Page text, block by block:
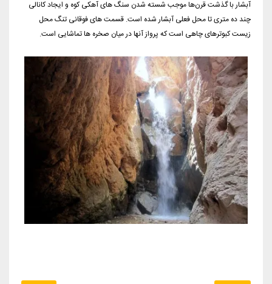
آبشار با گذشت قرن‌ها موجب شسته شدن سنگ های آهکی کوه و ایجاد کانالی
چند ده متری تا محل فعلی آبشار شده است. قسمت های فوقانی تنگ محل
زیست کبوترهای چاهی است که پرواز آنها در میان صخره ها تماشایی است.